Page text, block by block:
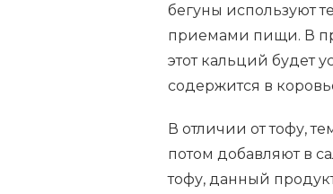
бегуны используют
приемами пищи. В
этот кальций будет
содержится в
В отличии от тофу,
потом добавляют в
тофу, данный